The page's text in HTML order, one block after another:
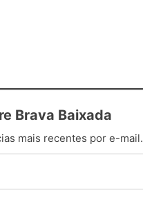
Brava Baixada
mais recentes por e-mail.